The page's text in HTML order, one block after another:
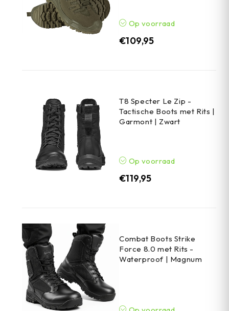
Op voorraad
€109,95
T8 Specter Le Zip -
Tactische Boots met Rits |
Garmont | Zwart
Op voorraad
€119,95
Combat Boots Strike
Force 8.0 met Rits -
Waterproof | Magnum